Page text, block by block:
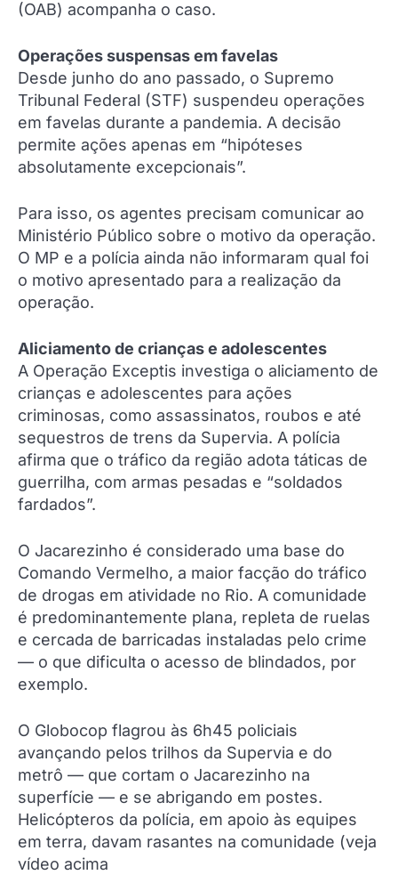
(OAB) acompanha o caso.
Operações suspensas em favelas
Desde junho do ano passado, o Supremo
Tribunal Federal (STF) suspendeu operações
em favelas durante a pandemia. A decisão
permite ações apenas em “hipóteses
absolutamente excepcionais”.
Para isso, os agentes precisam comunicar ao
Ministério Público sobre o motivo da operação.
O MP e a polícia ainda não informaram qual foi
o motivo apresentado para a realização da
operação.
Aliciamento de crianças e adolescentes
A Operação Exceptis investiga o aliciamento de
crianças e adolescentes para ações
criminosas, como assassinatos, roubos e até
sequestros de trens da Supervia. A polícia
afirma que o tráfico da região adota táticas de
guerrilha, com armas pesadas e “soldados
fardados”.
O Jacarezinho é considerado uma base do
Comando Vermelho, a maior facção do tráfico
de drogas em atividade no Rio. A comunidade
é predominantemente plana, repleta de ruelas
e cercada de barricadas instaladas pelo crime
— o que dificulta o acesso de blindados, por
exemplo.
O Globocop flagrou às 6h45 policiais
avançando pelos trilhos da Supervia e do
metrô — que cortam o Jacarezinho na
superfície — e se abrigando em postes.
Helicópteros da polícia, em apoio às equipes
em terra, davam rasantes na comunidade (veja
vídeo acima